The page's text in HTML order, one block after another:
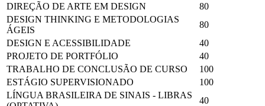
DIREÇÃO DE ARTE EM DESIGN
80
DESIGN THINKING E METODOLOGIAS
ÁGEIS
80
DESIGN E ACESSIBILIDADE
40
PROJETO DE PORTFÓLIO
40
TRABALHO DE CONCLUSÃO DE CURSO
100
ESTÁGIO SUPERVISIONADO
100
LÍNGUA BRASILEIRA DE SINAIS - LIBRAS
40